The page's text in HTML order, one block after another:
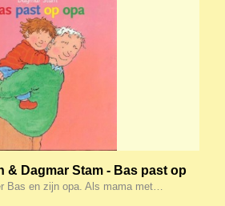
& Dagmar Stam - Bas past op
Bas en zijn opa. Als mama met…